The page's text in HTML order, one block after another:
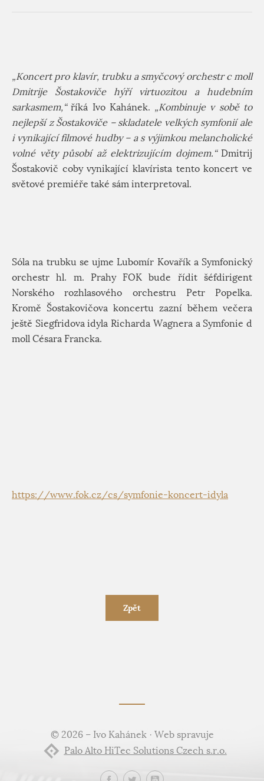
„Koncert pro klavír, trubku a smyčcový orchestr c moll
Dmitrije Šostakoviče hýří virtuozitou a hudebním
sarkasmem,“říká Ivo Kahánek. „Kombinuje v sobě to
nejlepší z Šostakoviče – skladatele velkých symfonií ale
i vynikající filmové hudby – a s výjimkou melancholické
volné věty působí až elektrizujícím dojmem.“Dmitrij
Šostakovič coby vynikající klavírista tento koncert ve
světové premiéře také sám interpretoval.
Sóla na trubku se ujme Lubomír Kovařík a Symfonický
orchestr hl. m. Prahy FOK bude řídit šéfdirigent
Norského rozhlasového orchestru Petr Popelka.
Kromě Šostakovičova koncertu zazní během večera
ještě Siegfridova idyla Richarda Wagnera a Symfonie d
moll Césara Francka.
https://www.fok.cz/cs/symfonie-koncert-idyla
Zpět
© 2026 – Ivo Kahánek · Web spravuje
Palo Alto HiTec Solutions Czech s.r.o.